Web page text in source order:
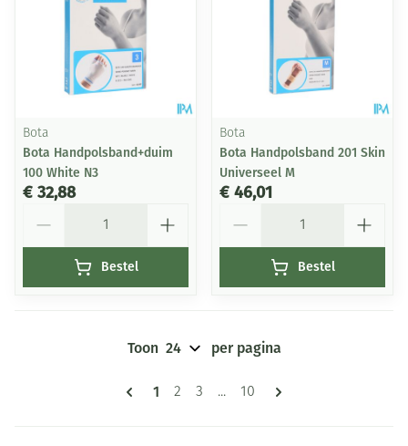
Bota
Bota Handpolsband+duim
100 White N3
€ 32,88
Bestel
Bota
Bota Handpolsband 201 Skin
Universeel M
€ 46,01
Bestel
Pagina's
U lees momenteel pagina
1 Pagina
2 Pagina
3 ... Pagina
10
Toon per pagina